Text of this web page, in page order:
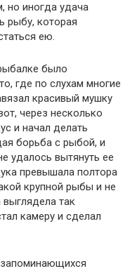
но иногда удача
рыбу, которая
ею.
было
где по слухам многие
красивый мушку
через несколько
и начал делать
борьба с рыбой, и
удалось вытянуть ее
превышала полтора
крупной рыбы и не
так
камеру и сделал